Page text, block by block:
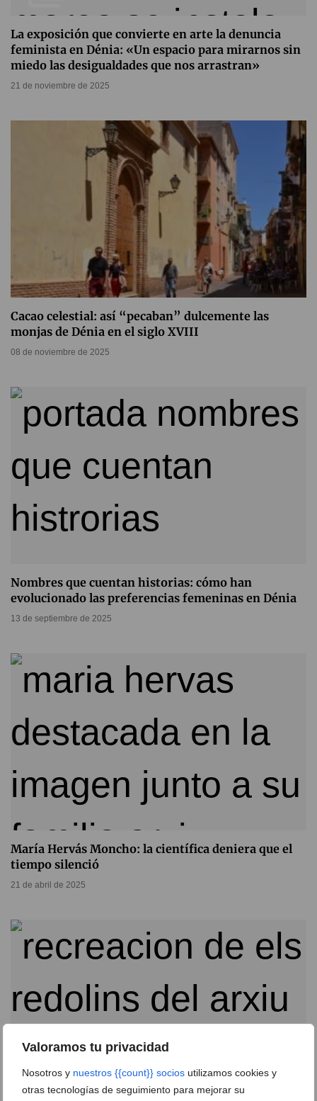
Valoramos tu privacidad
Nosotros y nuestros {{count}} socios utilizamos cookies y
otras tecnologías de seguimiento para mejorar su
La exposición que convierte en arte la denuncia
feminista en Dénia: «Un espacio para mirarnos sin
miedo las desigualdades que nos arrastran»
21 de noviembre de 2025
Cacao celestial: así “pecaban” dulcemente las
monjas de Dénia en el siglo XVIII
08 de noviembre de 2025
Nombres que cuentan historias: cómo han
evolucionado las preferencias femeninas en Dénia
13 de septiembre de 2025
María Hervás Moncho: la científica deniera que el
tiempo silenció
21 de abril de 2025